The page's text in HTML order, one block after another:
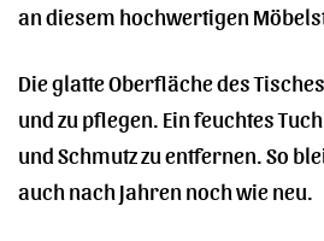
an diesem hochwertigen
Die glatte Oberfläche des
und zu pflegen. Ein feuchtes
und Schmutz zu entfernen. So
auch nach Jahren noch wie neu.